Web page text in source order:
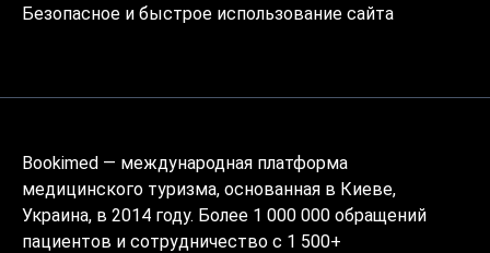
Безопасное и быстрое использование сайта
Bookimed — международная платформа
медицинского туризма, основанная в Киеве,
Украина, в 2014 году. Более 1 000 000 обращений
пациентов и сотрудничество с 1 500+